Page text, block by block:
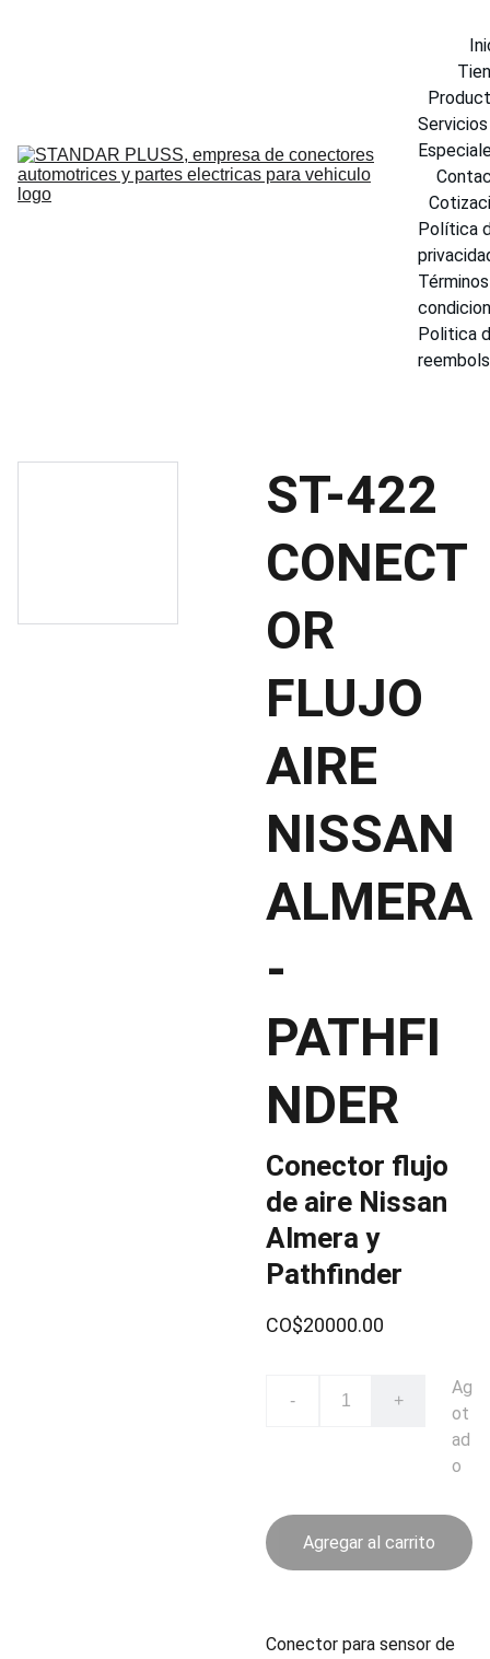
Servicios
Política
Politica
ST-422
CONECT
OR
FLUJO
AIRE
NISSAN
ALMERA
-
PATHFI
NDER
Conector flujo
de aire Nissan
Almera y
Pathfinder
CO$20000.00
- +
Ag
ot
ad
o
Agregar al carrito
Conector para sensor de